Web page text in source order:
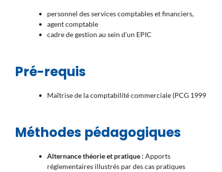
personnel des services comptables et financiers,
agent comptable
cadre de gestion au sein d’un EPIC
Pré-requis
Maîtrise de la comptabilité commerciale (PCG 1999
Méthodes pédagogiques
Alternance théorie et pratique : Apports
réglementaires illustrés par des cas pratiques